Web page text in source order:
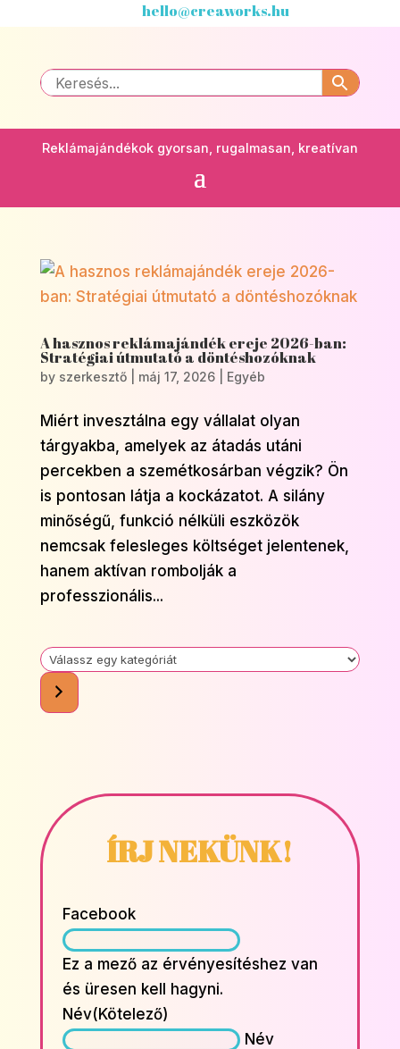
hello@creaworks.hu
Reklámajándékok gyorsan, rugalmasan, kreatívan
A hasznos reklámajándék ereje 2026-ban:
Stratégiai útmutató a döntéshozóknak
by szerkesztő| máj 17, 2026| Egyéb
Miért invesztálna egy vállalat olyan
tárgyakba, amelyek az átadás utáni
percekben a szemétkosárban végzik? Ön
is pontosan látja a kockázatot. A silány
minőségű, funkció nélküli eszközök
nemcsak felesleges költséget jelentenek,
hanem aktívan rombolják a
professzionális...
Válassz
egy
kategóriát
ÍRJ NEKÜNK!
Facebook
Ez a mező az érvényesítéshez van
és üresen kell hagyni.
Név(Kötelező)
Név